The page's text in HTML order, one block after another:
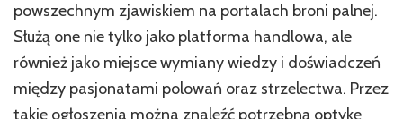
powszechnym zjawiskiem na portalach broni palnej.
Służą one nie tylko jako platforma handlowa, ale
również jako miejsce wymiany wiedzy i doświadczeń
między pasjonatami polowań oraz strzelectwa. Przez
takie ogłoszenia można znaleźć potrzebną optykę